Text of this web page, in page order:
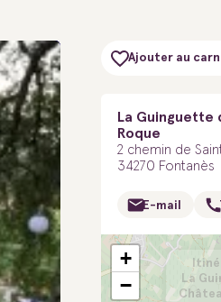
Ajouter au
La Guinguette
Roque
2 chemin de
34270 Fontanès
E-mail
La
+
−